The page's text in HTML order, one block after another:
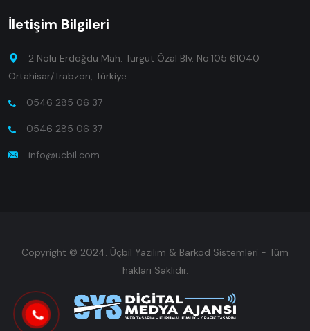
İletişim Bilgileri
2 Nolu Erdoğdu Mah. Turgut Özal Blv. No:105 61040
Ortahisar/Trabzon, Türkiye
0546 285 06 37
0546 285 06 37
info@ucbil.com
Copyright © 2024. Üçbil Yazılım & Barkod Sistemleri - Tüm
hakları Saklıdır.